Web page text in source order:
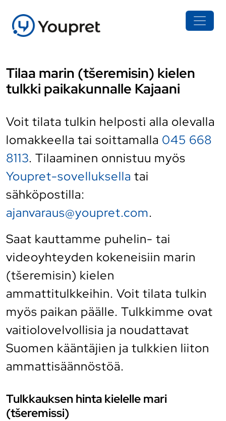
Tilaa marin (tšeremisin) kielen
tulkki paikakunnalle Kajaani
Voit tilata tulkin helposti alla olevalla
lomakkeella tai soittamalla 045 668
8113. Tilaaminen onnistuu myös
Youpret-sovelluksella tai
sähköpostilla:
ajanvaraus@youpret.com.
Saat kauttamme puhelin- tai
videoyhteyden kokeneisiin marin
(tšeremisin) kielen
ammattitulkkeihin. Voit tilata tulkin
myös paikan päälle. Tulkkimme ovat
vaitiolovelvollisia ja noudattavat
Suomen kääntäjien ja tulkkien liiton
ammattisäännöstöä.
Tulkkauksen hinta kielelle mari
(tšeremissi)